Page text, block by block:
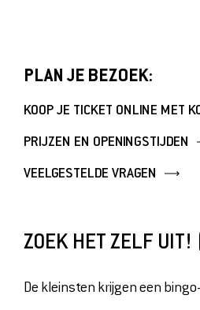
TICKETS
MUSEUMSHOP
DOE EEN DONATIE
PLAN JE BEZOEK:
KOOP JE TICKET ONLINE MET
PRIJZEN EN OPENINGSTIJDEN
VEELGESTELDE VRAGEN
ZOEK HET ZELF
De kleinsten krijgen een